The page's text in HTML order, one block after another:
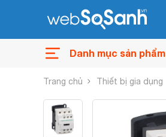
Danh mục sản phẩm
Trang chủ Thiết bị gia dụng